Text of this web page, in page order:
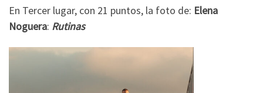
En Tercer lugar, con 21 puntos, la foto de: Elena
Noguera: Rutinas